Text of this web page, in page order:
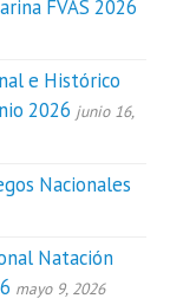
FVAS 2026
e Histórico
2026 junio 16,
Nacionales
Natación
mayo 9, 2026